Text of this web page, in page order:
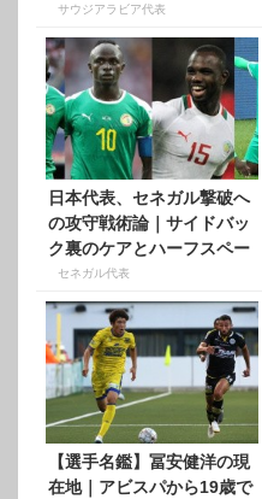
サウジアラビア代表
日本代表、セネガル撃破へ
の攻守戦術論｜サイドバッ
ク裏のケアとハーフスペー
スへの配球
セネガル代表
【選手名鑑】冨安健洋の現
在地｜アビスパから19歳で